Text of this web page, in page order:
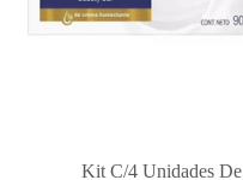
Kit C/4 Unidades